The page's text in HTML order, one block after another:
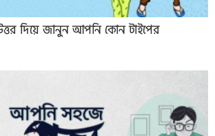
দিয়ে জানুন আপনি কোন টাইপের